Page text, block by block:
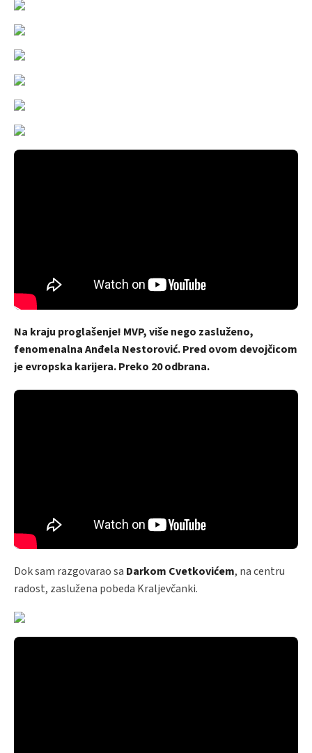
Na kraju proglašenje! MVP, više nego zasluženo,
fenomenalna Anđela Nestorović. Pred ovom devojčicom
je evropska karijera. Preko 20 odbrana.
Dok sam razgovarao sa Darkom Cvetkovićem, na centru
radost, zaslužena pobeda Kraljevčanki.